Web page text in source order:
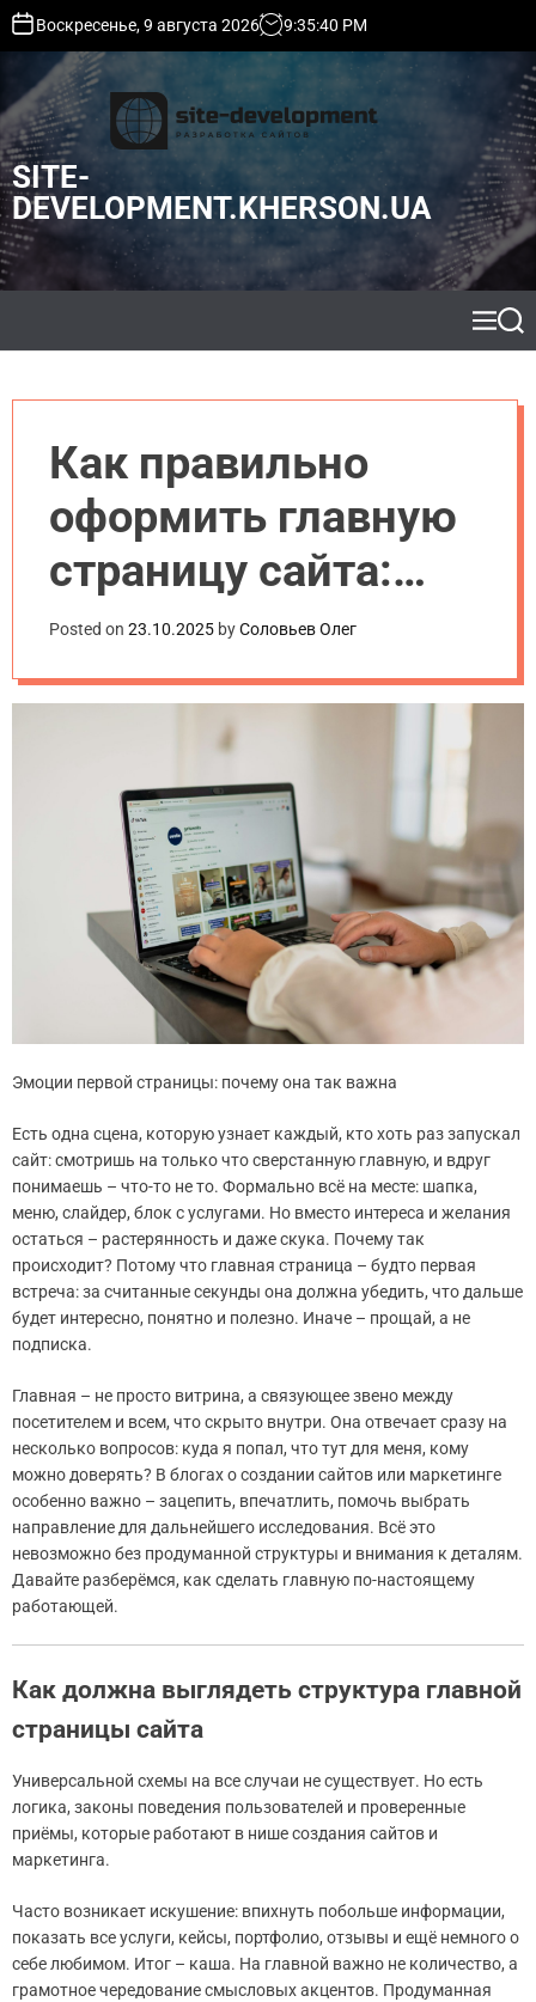
t
o
c
o
n
t
e
Воскресенье, 9 августа 2026 9:35:41 PM
SITE-
DEVELOPMENT.KHERSON.UA
M
e
S
e
Как правильно
оформить главную
страницу сайта:
структура и
примеры
Posted on 23.10.2025 byСоловьев Олег
Эмоции первой страницы: почему она так важна
Есть одна сцена, которую узнает каждый, кто хоть раз запускал
сайт: смотришь на только что сверстанную главную, и вдруг
понимаешь – что-то не то. Формально всё на месте: шапка,
меню, слайдер, блок с услугами. Но вместо интереса и желания
остаться – растерянность и даже скука. Почему так
происходит? Потому что главная страница – будто первая
встреча: за считанные секунды она должна убедить, что дальше
будет интересно, понятно и полезно. Иначе – прощай, а не
подписка.
Главная – не просто витрина, а связующее звено между
посетителем и всем, что скрыто внутри. Она отвечает сразу на
несколько вопросов: куда я попал, что тут для меня, кому
можно доверять? В блогах о создании сайтов или маркетинге
особенно важно – зацепить, впечатлить, помочь выбрать
направление для дальнейшего исследования. Всё это
невозможно без продуманной структуры и внимания к деталям.
Давайте разберёмся, как сделать главную по-настоящему
работающей.
Как должна выглядеть структура главной
страницы сайта
Универсальной схемы на все случаи не существует. Но есть
логика, законы поведения пользователей и проверенные
приёмы, которые работают в нише создания сайтов и
маркетинга.
Часто возникает искушение: впихнуть побольше информации,
показать все услуги, кейсы, портфолио, отзывы и ещё немного о
себе любимом. Итог – каша. На главной важно не количество, а
грамотное чередование смысловых акцентов. Продуманная